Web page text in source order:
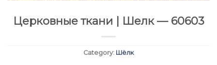
Церковные ткани | Шелк — 60603
Category: Шёлк